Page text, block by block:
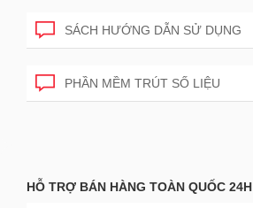
SÁCH HƯỚNG DẪN SỬ DỤNG
PHẦN MỀM TRÚT SỐ LIỆU
HỖ TRỢ BÁN HÀNG TOÀN QUỐC 24H